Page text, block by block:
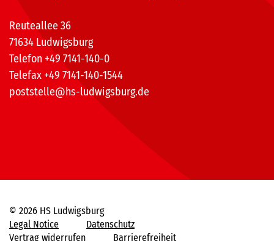
Reuteallee 36
71634 Ludwigsburg
Telefon +49 7141-140-0
Telefax +49 7141-140-1544
poststelle@hs-ludwigsburg.de
© 2026 HS Ludwigsburg
Legal Notice
Datenschutz
Vertrag widerrufen
Barrierefreiheit